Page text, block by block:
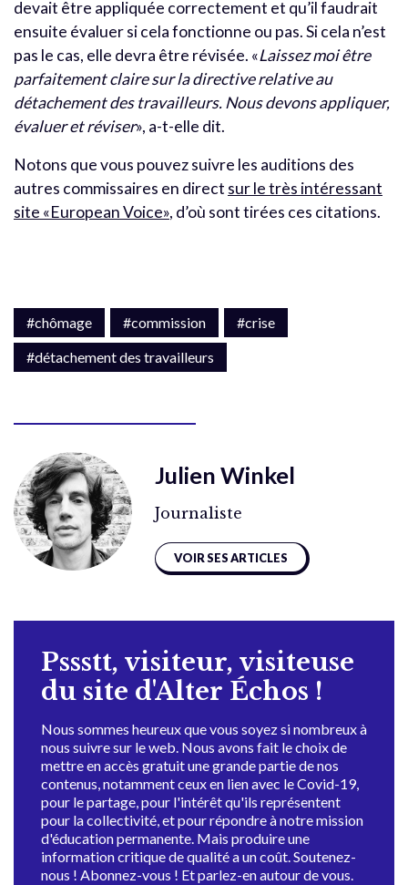
devait être appliquée correctement et qu’il faudrait
ensuite évaluer si cela fonctionne ou pas. Si cela n’est
pas le cas, elle devra être révisée. «Laissez moi être
parfaitement claire sur la directive relative au
détachement des travailleurs. Nous devons appliquer,
évaluer et réviser», a-t-elle dit.
Notons que vous pouvez suivre les auditions des
autres commissaires en direct sur le très intéressant
site «European Voice», d’où sont tirées ces citations.
#chômage #commission
#crise
#détachement des travailleurs
Julien Winkel
Journaliste
VOIR SES ARTICLES
Pssstt, visiteur, visiteuse
du site d'Alter Échos !
Nous sommes heureux que vous soyez si nombreux à
nous suivre sur le web. Nous avons fait le choix de
mettre en accès gratuit une grande partie de nos
contenus, notamment ceux en lien avec le Covid-19,
pour le partage, pour l'intérêt qu'ils représentent
pour la collectivité, et pour répondre à notre mission
d'éducation permanente. Mais produire une
information critique de qualité a un coût. Soutenez-
nous ! Abonnez-vous ! Et parlez-en autour de vous.